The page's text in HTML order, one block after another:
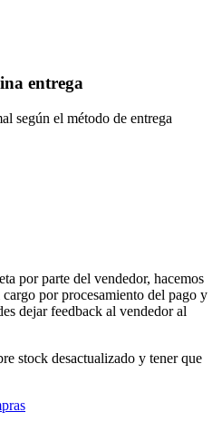
entrega
según el método de entrega
por parte del vendedor, hacemos
por procesamiento del pago y
dejar feedback al vendedor al
stock desactualizado y tener que